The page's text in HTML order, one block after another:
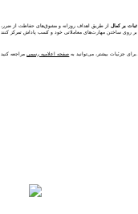
ثبات بر کمال
از طریق اهداف روزانه و مشوق‌های حفاظت از ضرر،
برای جزئیات بیشتر، می‌توانید به صفحه اعلامیه رسمی